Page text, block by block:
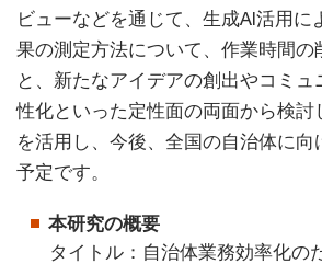
ビューなどを通じて、生成AI活用に
果の測定方法について、作業時間の
と、新たなアイデアの創出やコミ
性化といった定性面の両面から検討
を活用し、今後、全国の自治体に向
予定です。
本研究の概要
タイトル：自治体業務効率化の